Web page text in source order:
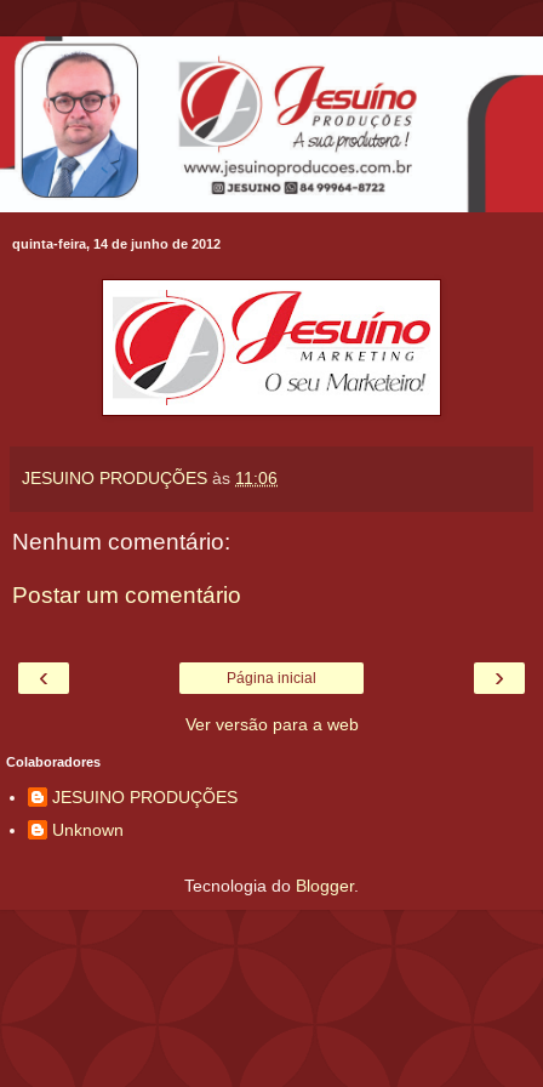
quinta-feira, 14 de junho de 2012
JESUINO PRODUÇÕES às 11:06
Nenhum comentário:
Postar um comentário
‹ ›
Página inicial
Ver versão para a web
Colaboradores
JESUINO PRODUÇÕES
Unknown
Tecnologia do Blogger.